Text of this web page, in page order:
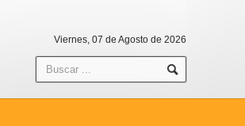
Viernes, 07 de Agosto de 2026